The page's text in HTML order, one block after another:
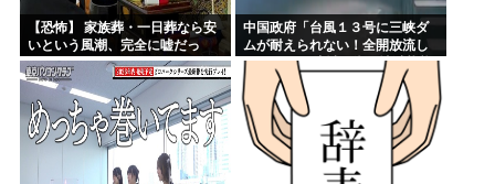
【恐怖】 家族葬・一日葬なら安
いという風潮、完全に嘘だっ
た・・・・
中国政府「台風１３号に三峡ダ
ムが耐えられない！全開放流し
ろ！」⇒ 下流域の街が壊滅状態
ｗｗｗｗｗ